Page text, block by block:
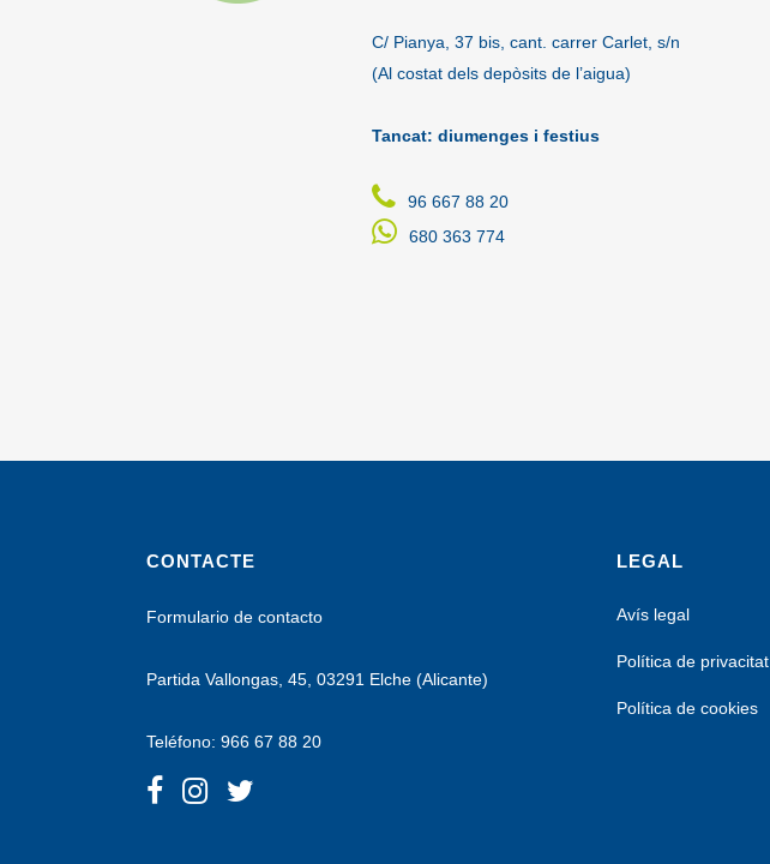
C/ Pianya, 37 bis, cant. carrer Carlet, s/n
(Al costat dels depòsits de l’aigua)
Tancat: diumenges i festius
96 667 88 20
680 363 774
CONTACTE
Formulario de contacto
Partida Vallongas, 45, 03291 Elche (Alicante)
Teléfono: 966 67 88 20
LEGAL
Avís legal
Política de privacitat
Política de cookies